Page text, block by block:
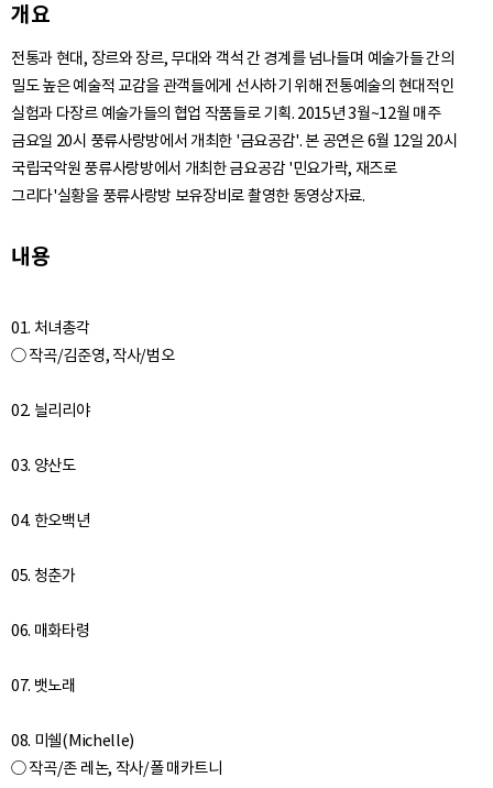
개요
전통과 현대, 장르와 장르, 무대와 객석 간 경계를 넘나들며 예술가들 간의
밀도 높은 예술적 교감을 관객들에게 선사하기 위해 전통예술의 현대적인
실험과 다장르 예술가들의 협업 작품들로 기획. 2015년 3월~12월 매주
금요일 20시 풍류사랑방에서 개최한 '금요공감'. 본 공연은 6월 12일 20시
국립국악원 풍류사랑방에서 개최한 금요공감 '민요가락, 재즈로
그리다'실황을 풍류사랑방 보유장비로 촬영한 동영상자료.
내용
01. 처녀총각
○ 작곡/김준영, 작사/범오
02. 늴리리야
03. 양산도
04. 한오백년
05. 청춘가
06. 매화타령
07. 뱃노래
08. 미쉘(Michelle)
○ 작곡/존 레논, 작사/폴 매카트니